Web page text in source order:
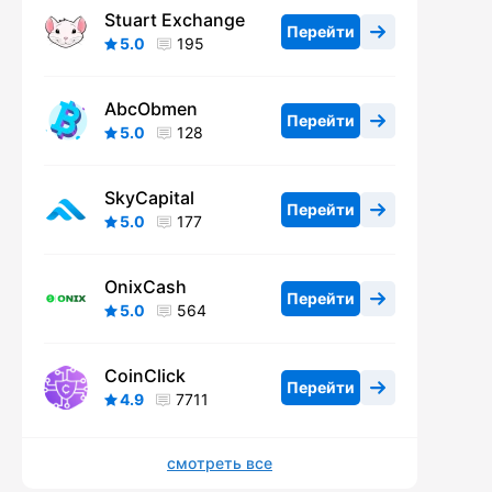
Stuart Exchange
5.0 195
Перейти
AbcObmen
5.0 128
Перейти
SkyCapital
5.0 177
Перейти
OnixCash
5.0 564
Перейти
CoinClick
4.9 7711
Перейти
смотреть все